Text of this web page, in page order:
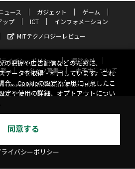
ュース ガジェット
ゲーム
ップ ICT
インフォメーション
MITテクノロジーレビュー
イバシーポリシー
運営会社
スタッフ募集
電子版について
Research Laboratories, Inc. 2026
の把握や広告配信などのために、
データを取得・利用しています。これ
合、Cookieの設定や使用に同意したこ
定や使用の詳細、オプトアウトについ
同意する
イバシーポリシー